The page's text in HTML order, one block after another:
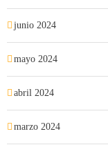
junio 2024
mayo 2024
abril 2024
marzo 2024